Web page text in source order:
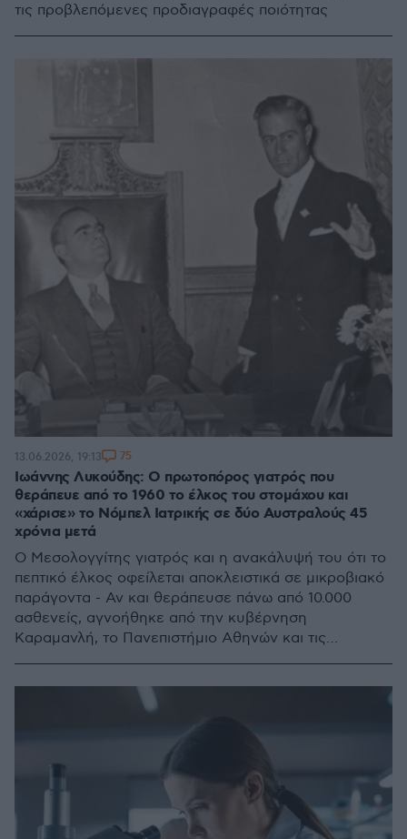
τις προβλεπόμενες προδιαγραφές ποιότητας
Ιωάννης Λυκούδης: Ο πρωτοπόρος γιατρός που
θεράπευε από το 1960 το έλκος του στομάχου και
«χάρισε» το Νόμπελ Ιατρικής σε δύο Αυστραλούς 45
χρόνια μετά
Ο Μεσολογγίτης γιατρός και η ανακάλυψή του ότι το
πεπτικό έλκος οφείλεται αποκλειστικά σε μικροβιακό
παράγοντα - Αν και θεράπευσε πάνω από 10.000
ασθενείς, αγνοήθηκε από την κυβέρνηση
Καραμανλή, το Πανεπιστήμιο Αθηνών και τις
Αυστραλούς Marshall και Warren
13.06.2026, 19:13 75